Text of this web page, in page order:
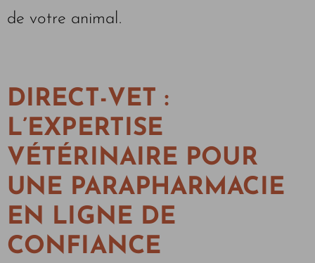
de votre animal.
DIRECT-VET :
L’EXPERTISE
VÉTÉRINAIRE POUR
UNE PARAPHARMACIE
EN LIGNE DE
CONFIANCE